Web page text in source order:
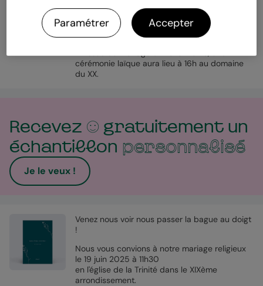
Nathan et Anna se diront oui
le samedi 5 juillet 2025, à 14 heures, à la
mairie de Strasbourg.
cérémonie laïque aura lieu à 16h au domaine
du XX.
Recevez
gratuitement un
échantillon personnalisé
Je le veux !
Venez nous voir nous passer la bague au doigt
!
Nous vous convions à notre mariage religieux
le 19 juin 2025 à 11h30
en l'église de la Trinité dans le XIXème
arrondissement.
Paramétrer Accepter